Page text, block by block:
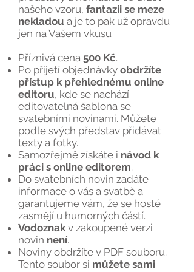
našeho vzoru, fantazii se meze
nekladou a je to pak už opravdu
jen na Vašem vkusu
Příznivá cena 500 Kč.
Po přijetí objednávky obdržíte
přístup k přehlednému online
editoru, kde se nachází
editovatelná šablona se
svatebními novinami. Můžete
podle svých představ přidávat
texty a fotky.
Samozřejmě získáte i návod k
práci s online editorem.
Do svatebních novin zadáte
informace o vás a svatbě a
garantujeme vám, že se hosté
zasmějí u humorných částí.
Vodoznak v zakoupené verzi
novin není.
Noviny obdržíte v PDF souboru.
Tento soubor si můžete sami